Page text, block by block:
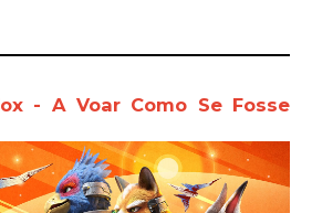
- A Voar Como Se Fosse